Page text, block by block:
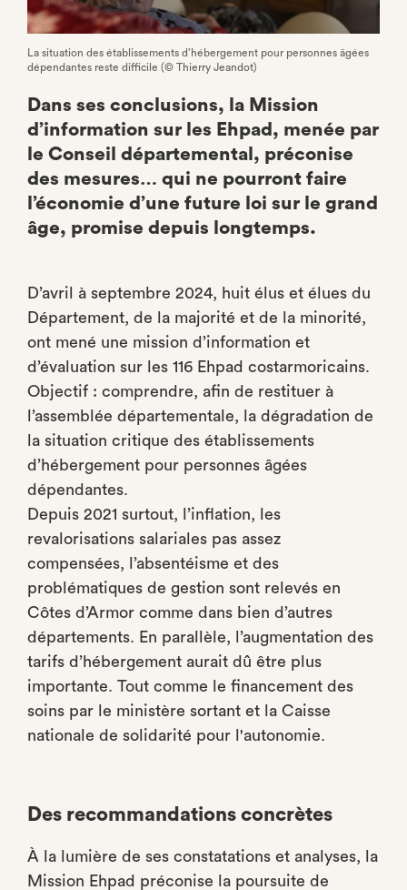
La situation des établissements d’hébergement pour personnes âgées
dépendantes reste difficile (© Thierry Jeandot)
Dans ses conclusions, la Mission
d’information sur les Ehpad, menée par
le Conseil départemental, préconise
des mesures… qui ne pourront faire
l’économie d’une future loi sur le grand
âge, promise depuis longtemps.
D’avril à septembre 2024, huit élus et élues du
Département, de la majorité et de la minorité,
ont mené une mission d’information et
d’évaluation sur les 116 Ehpad costarmoricains.
Objectif : comprendre, afin de restituer à
l’assemblée départementale, la dégradation de
la situation critique des établissements
d’hébergement pour personnes âgées
dépendantes.
Depuis 2021 surtout, l’inflation, les
revalorisations salariales pas assez
compensées, l’absentéisme et des
problématiques de gestion sont relevés en
Côtes d’Armor comme dans bien d’autres
départements. En parallèle, l’augmentation des
tarifs d’hébergement aurait dû être plus
importante. Tout comme le financement des
soins par le ministère sortant et la Caisse
nationale de solidarité pour l'autonomie.
Des recommandations concrètes
À la lumière de ses constatations et analyses, la
Mission Ehpad préconise la poursuite de